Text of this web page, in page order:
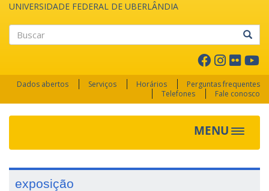
UNIVERSIDADE FEDERAL DE UBERLÂNDIA
Dados abertos Serviços Horários
Perguntas frequentes
Telefones
Fale conosco
MENU Toggle
exposição